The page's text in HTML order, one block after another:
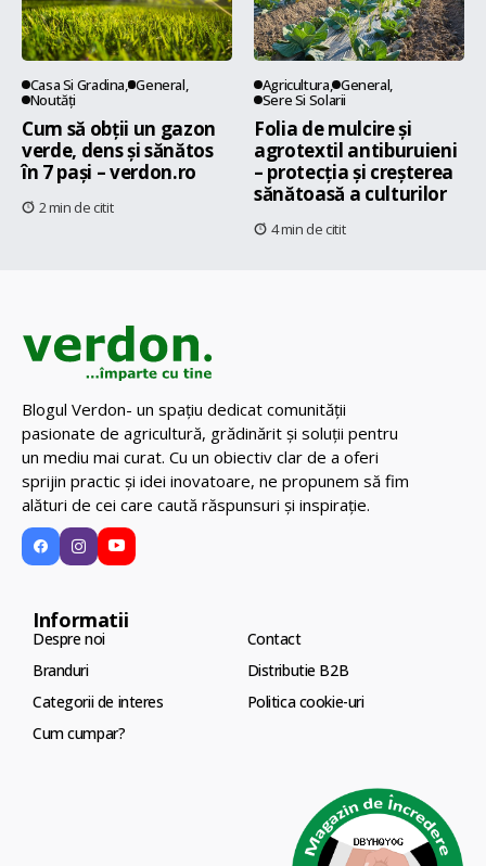
Casa Si Gradina General
Noutăți
Cum să obții un gazon
verde, dens și sănătos
în 7 pași – verdon.ro
2 min de citit
Agricultura General
Sere Si Solarii
Folia de mulcire și
agrotextil antiburuieni
– protecția și creșterea
sănătoasă a culturilor
4 min de citit
Blogul Verdon- un spațiu dedicat comunității
pasionate de agricultură, grădinărit și soluții pentru
un mediu mai curat. Cu un obiectiv clar de a oferi
sprijin practic și idei inovatoare, ne propunem să fim
alături de cei care caută răspunsuri și inspirație.
Informatii
Despre noi
Contact
Branduri
Distributie B2B
Categorii de interes
Politica cookie-uri
Cum cumpar?